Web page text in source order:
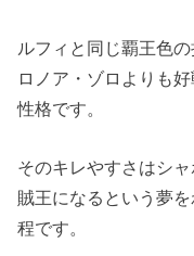
ルフィと同じ覇王色
ロノア・ゾロよりも
性格です。
そのキレやすさはシ
賊王になるという夢
程です。